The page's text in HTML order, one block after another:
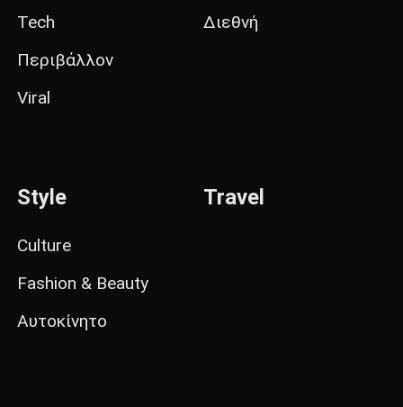
Tech
Περιβάλλον
Viral
Διεθνή
Style
Culture
Fashion & Beauty
Αυτοκίνητο
Travel